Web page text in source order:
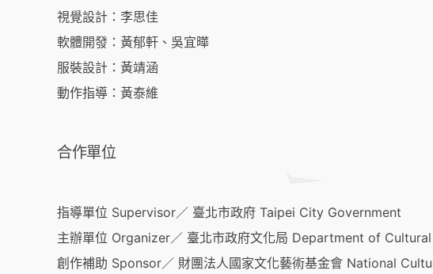
視覺設計：李思佳
軟體開發：黃郁軒、吳宜曄
服裝設計：黃靖涵
動作指導：黃泰維
合作單位
指導單位 Supervisor／ 臺北市政府 Taipei City Government
主辦單位 Organizer／ 臺北市政府文化局 Department of
創作補助 Sponsor／ 財團法人國家文化藝術基金會 National